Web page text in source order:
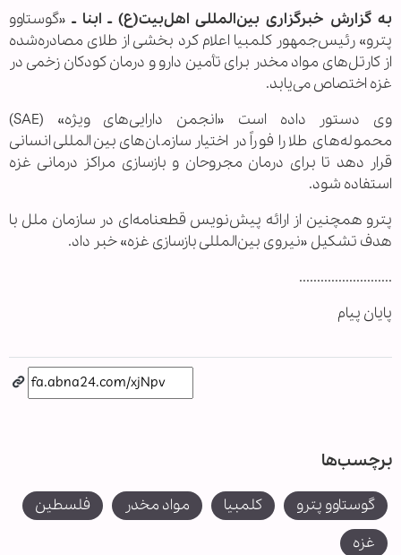
به گزارش خبرگزاری بین‌المللی اهل‌بیت(ع) ـ ابنا ـ «گوستاوو
پترو» رئیس‌جمهور کلمبیا اعلام کرد بخشی از طلای مصادره‌شده
از کارتل‌های مواد مخدر برای تأمین دارو و درمان کودکان زخمی در
غزه اختصاص می‌یابد.
وی دستور داده است «انجمن دارایی‌های ویژه» (SAE)
محموله‌های طلا را فوراً در اختیار سازمان‌های بین‌المللی انسانی
قرار دهد تا برای درمان مجروحان و بازسازی مراکز درمانی غزه
استفاده شود.
پترو همچنین از ارائه پیش‌نویس قطعنامه‌ای در سازمان ملل با
هدف تشکیل «نیروی بین‌المللی بازسازی غزه» خبر داد.
..........................
پایان پیام
برچسب‌ها
گوستاوو پترو کلمبیا مواد مخدر
فلسطین
غزه